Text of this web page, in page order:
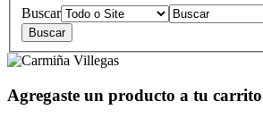
Buscar
Agregaste un producto a tu